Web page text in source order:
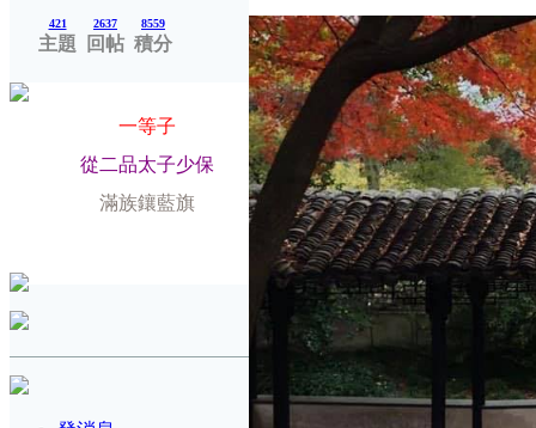
421
主題
2637
回帖
8559
積分
一等子
從二品太子少保
滿族鑲藍旗